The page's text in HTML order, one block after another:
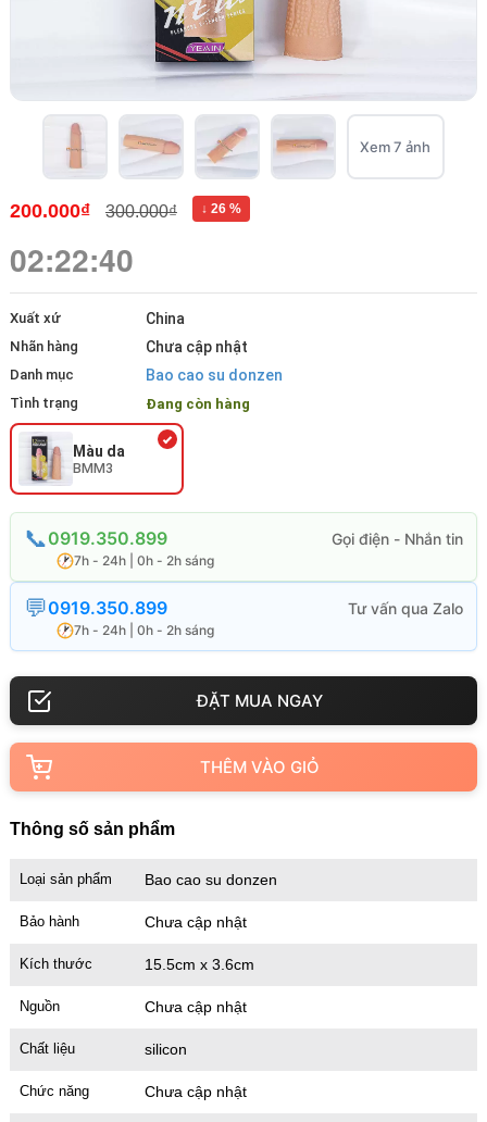
Xem 7 ảnh
200.000₫ 300.000₫ ↓ 26 %
02:22:40
Xuất xứ China
Nhãn hàng Chưa cập nhật
Danh mục Bao cao su donzen
Tình trạng Đang còn hàng
Màu da
BMM3
0919.350.899
7h - 24h | 0h - 2h sáng
0919.350.899
7h - 24h | 0h - 2h sáng
THÊM VÀO GIỎ
Thông số sản phẩm
Loại sản phẩm Bao cao su donzen
Bảo hành Chưa cập nhật
Kích thước 15.5cm x 3.6cm
Nguồn Chưa cập nhật
Chất liệu silicon
Chức năng Chưa cập nhật